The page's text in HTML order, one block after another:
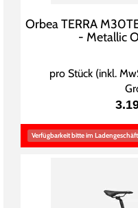
Orbea TERRA
- Metallic
pro Stück (inkl.
Verfügbarkeit bitte im